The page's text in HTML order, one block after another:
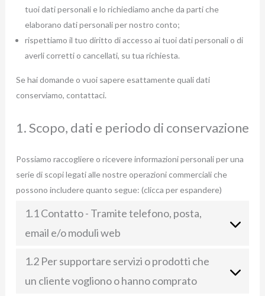
tuoi dati personali e lo richiediamo anche da parti che
elaborano dati personali per nostro conto;
rispettiamo il tuo diritto di accesso ai tuoi dati personali o di
averli corretti o cancellati, su tua richiesta.
Se hai domande o vuoi sapere esattamente quali dati
conserviamo, contattaci.
1. Scopo, dati e periodo di conservazione
Possiamo raccogliere o ricevere informazioni personali per una
serie di scopi legati alle nostre operazioni commerciali che
possono includere quanto segue: (clicca per espandere)
1.1 Contatto - Tramite telefono, posta,
email e/o moduli web
1.2 Per supportare servizi o prodotti che
un cliente vogliono o hanno comprato